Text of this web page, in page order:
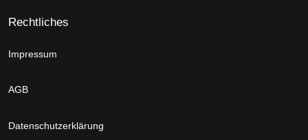
Rechtliches
Impressum
AGB
Datenschutzerklärung